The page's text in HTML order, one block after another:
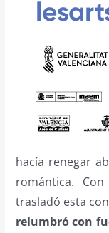
hacía renegar
romántica.
trasladó esta
relumbró con